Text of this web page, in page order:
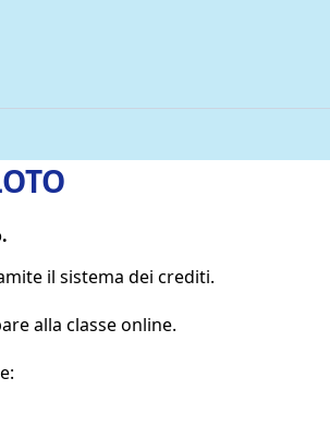
il sistema dei crediti.
alla classe online.